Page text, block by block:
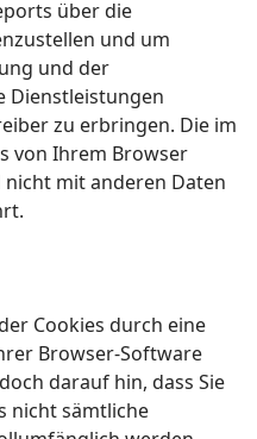
über die
und um
und der
Dienstleistungen
zu erbringen. Die im
von Ihrem Browser
mit anderen Daten
Cookies durch eine
Browser-Software
darauf hin, dass Sie
nicht sämtliche